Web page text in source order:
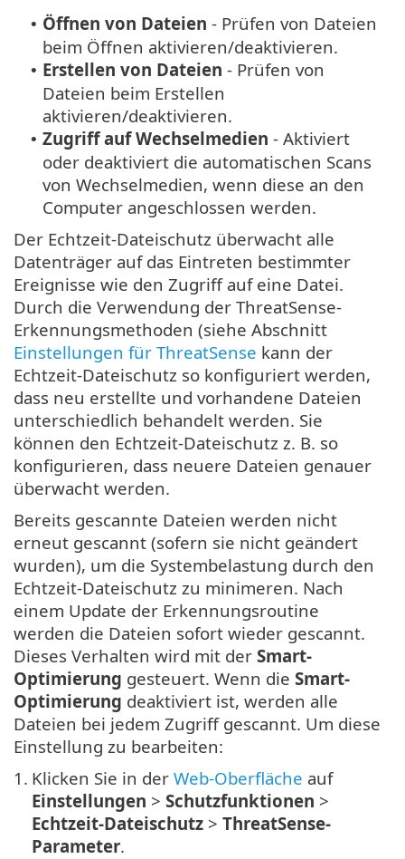
• Öffnen von Dateien - Prüfen von Dateien
beim Öffnen aktivieren/deaktivieren.
• Erstellen von Dateien - Prüfen von
Dateien beim Erstellen
aktivieren/deaktivieren.
• Zugriff auf Wechselmedien - Aktiviert
oder deaktiviert die automatischen Scans
von Wechselmedien, wenn diese an den
Computer angeschlossen werden.
Der Echtzeit-Dateischutz überwacht alle
Datenträger auf das Eintreten bestimmter
Ereignisse wie den Zugriff auf eine Datei.
Durch die Verwendung der ThreatSense-
Erkennungsmethoden (siehe Abschnitt
Einstellungen für ThreatSense kann der
Echtzeit-Dateischutz so konfiguriert werden,
dass neu erstellte und vorhandene Dateien
unterschiedlich behandelt werden. Sie
können den Echtzeit-Dateischutz z. B. so
konfigurieren, dass neuere Dateien genauer
überwacht werden.
Bereits gescannte Dateien werden nicht
erneut gescannt (sofern sie nicht geändert
wurden), um die Systembelastung durch den
Echtzeit-Dateischutz zu minimeren. Nach
einem Update der Erkennungsroutine
werden die Dateien sofort wieder gescannt.
Dieses Verhalten wird mit der Smart-
Optimierung gesteuert. Wenn die Smart-
Optimierung deaktiviert ist, werden alle
Dateien bei jedem Zugriff gescannt. Um diese
Einstellung zu bearbeiten:
1. Klicken Sie in der Web-Oberfläche auf
Einstellungen > Schutzfunktionen >
Echtzeit-Dateischutz > ThreatSense-
Parameter.